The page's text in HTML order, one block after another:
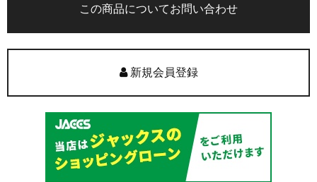
この商品についてお問い合わせ
新規会員登録